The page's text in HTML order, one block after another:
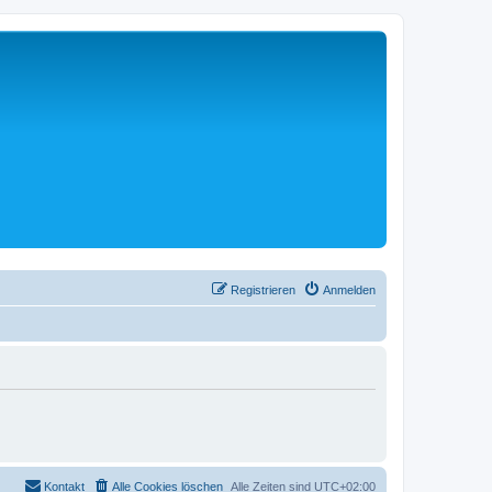
Anmelden
Registrieren
Alle Zeiten sind UTC+02:00
Alle Cookies löschen
Kontakt